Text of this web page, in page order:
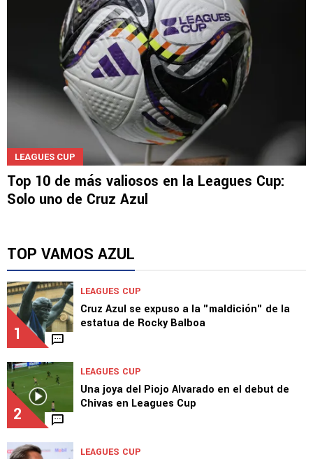
LEAGUES CUP
Top 10 de más valiosos en la Leagues Cup:
Solo uno de Cruz Azul
TOP VAMOS AZUL
1
LEAGUES CUP
Cruz Azul se expuso a la "maldición" de la
estatua de Rocky Balboa
2
LEAGUES CUP
Una joya del Piojo Alvarado en el debut de
Chivas en Leagues Cup
LEAGUES CUP